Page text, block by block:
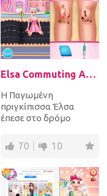
Elsa Commuting Accident
Η Παγωμένη
πριγκίπισσα Έλσα
έπεσε στο δρόμο
δουλειά της και
χτύπησε τα γόνατά
70 10